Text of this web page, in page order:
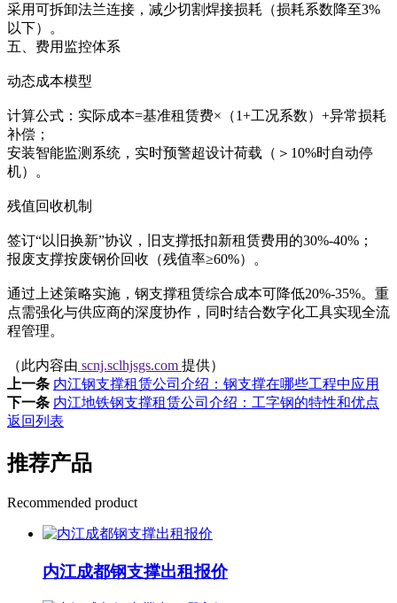
采用可拆卸法兰连接，减少切割焊接损耗（损耗系数降至3%
以下）。
五、费用监控体系
动态成本模型‌
计算公式：实际成本=基准租赁费×（1+工况系数）+异常损耗
补偿；
安装智能监测系统，实时预警超设计荷载（＞10%时自动停
机）。
残值回收机制‌
签订“以旧换新”协议，旧支撑抵扣新租赁费用的30%-40%；
报废支撑按废钢价回收（残值率≥60%）。
通过上述策略实施，钢支撑租赁综合成本可降低20%-35%。重
点需强化与供应商的深度协作，同时结合数字化工具实现全流
程管理。
（此内容由 scnj.sclhjsgs.com 提供）
上一条 内江钢支撑租赁公司介绍：钢支撑在哪些工程中应用
下一条 内江地铁钢支撑租赁公司介绍：工字钢的特性和优点
返回列表
推荐产品
Recommended product
内江成都钢支撑出租报价